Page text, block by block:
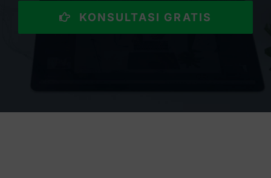
KONSULTASI GRATIS